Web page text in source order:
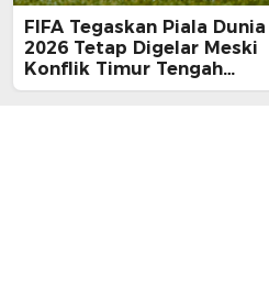
FIFA Tegaskan Piala Dunia
2026 Tetap Digelar Meski
Konflik Timur Tengah
Memanas, Disebut ‘Terlalu